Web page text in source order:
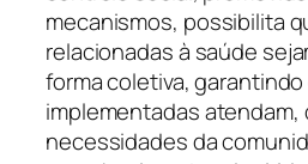
mecanismos, possibilita
relacionadas à saúde
forma coletiva,
implementadas atendam,
necessidades da